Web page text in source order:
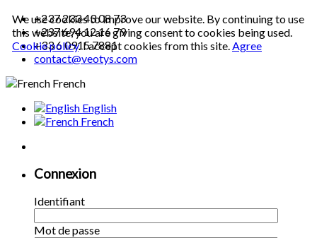
+237 233 43 08 73
+237 694 12 16 79
+33 6 0915 7881
contact@veotys.com
French
English
French
Connexion
Identifiant
Mot de passe
We use cookies to improve our website. By continuing to use
this website, you are giving consent to cookies being used.
Cookie policy.I accept cookies from this site.Agree